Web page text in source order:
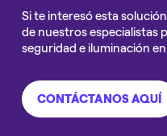
Si te interesó esta
de nuestros especialistas
seguridad e iluminación
CONTÁCTANOS AQUÍ